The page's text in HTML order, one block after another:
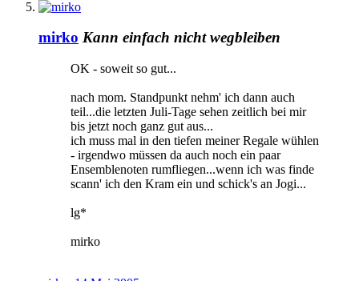
mirko Kann einfach nicht wegbleiben
OK - soweit so gut...
nach mom. Standpunkt nehm' ich dann auch
teil...die letzten Juli-Tage sehen zeitlich bei mir
bis jetzt noch ganz gut aus...
ich muss mal in den tiefen meiner Regale wühlen
- irgendwo müssen da auch noch ein paar
Ensemblenoten rumfliegen...wenn ich was finde
scann' ich den Kram ein und schick's an Jogi...
lg*
mirko